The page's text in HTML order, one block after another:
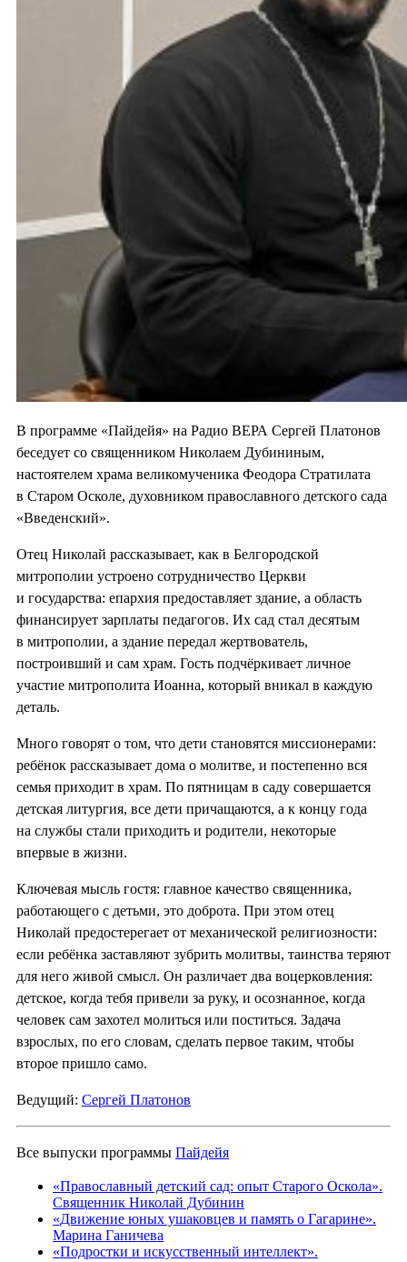
В программе «Пайдейя» на Радио ВЕРА Сергей Платонов
беседует со священником Николаем Дубининым,
настоятелем храма великомученика Феодора Стратилата
в Старом Осколе, духовником православного детского сада
«Введенский».
Отец Николай рассказывает, как в Белгородской
митрополии устроено сотрудничество Церкви
и государства: епархия предоставляет здание, а область
финансирует зарплаты педагогов. Их сад стал десятым
в митрополии, а здание передал жертвователь,
построивший и сам храм. Гость подчёркивает личное
участие митрополита Иоанна, который вникал в каждую
деталь.
Много говорят о том, что дети становятся миссионерами:
ребёнок рассказывает дома о молитве, и постепенно вся
семья приходит в храм. По пятницам в саду совершается
детская литургия, все дети причащаются, а к концу года
на службы стали приходить и родители, некоторые
впервые в жизни.
Ключевая мысль гостя: главное качество священника,
работающего с детьми, это доброта. При этом отец
Николай предостерегает от механической религиозности:
если ребёнка заставляют зубрить молитвы, таинства теряют
для него живой смысл. Он различает два воцерковления:
детское, когда тебя привели за руку, и осознанное, когда
человек сам захотел молиться или поститься. Задача
взрослых, по его словам, сделать первое таким, чтобы
второе пришло само.
Ведущий: Сергей Платонов
Все выпуски программы Пайдейя
«Православный детский сад: опыт Старого Оскола».
Священник Николай Дубинин
«Движение юных ушаковцев и память о Гагарине».
Марина Ганичева
«Подростки и искусственный интеллект».